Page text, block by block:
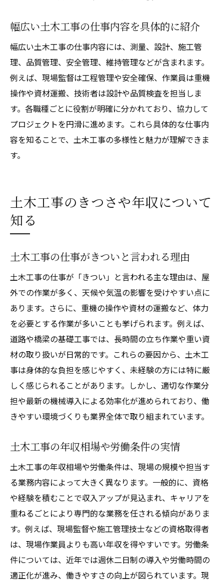
幅広い土木工事の仕事内容を具体的に紹介
幅広い土木工事の仕事内容には、測量、設計、施工管
理、品質管理、安全管理、維持管理などが含まれます。
例えば、現場監督は工程管理や安全確保、作業員は重機
操作や資材運搬、技術者は設計や品質検査を担当しま
す。各職種ごとに役割が明確に分かれており、協力して
プロジェクトを円滑に進めます。これら具体的な仕事内
容を知ることで、土木工事の多様性と魅力が理解できま
す。
土木工事のきつさや年収について
知る
土木工事の仕事がきついと言われる理由
土木工事の仕事が「きつい」と言われる主な理由は、屋
外での作業が多く、天候や気温の影響を受けやすい点に
あります。さらに、重機の操作や資材の運搬など、体力
を必要とする作業が多いことも挙げられます。例えば、
道路や橋梁の基礎工事では、長時間の立ち作業や重い資
材の取り扱いが日常的です。これらの要因から、土木工
事は身体的な負担を感じやすく、未経験の方には特に厳
しく感じられることがあります。しかし、適切な作業分
担や最新の機械導入による効率化が進められており、働
きやすい環境づくりも業界全体で取り組まれています。
土木工事の年収相場や労働条件の実情
土木工事の年収相場や労働条件は、現場の規模や担当す
る業務内容によって大きく異なります。一般的に、資格
や経験を積むことで収入アップが見込まれ、キャリアを
重ねるごとにより専門的な業務を任される傾向がありま
す。例えば、現場監督や施工管理技士などの資格取得者
は、現場作業員よりも高い年収を得やすいです。労働条
件については、近年では週休二日制の導入や労働時間の
適正化が進み、働きやすさの向上が図られています。現